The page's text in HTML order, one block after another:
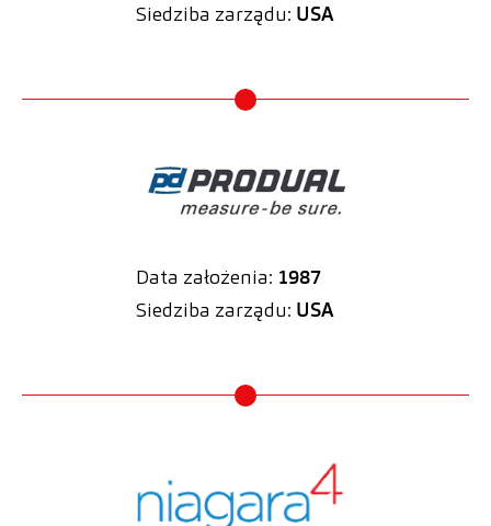
Siedziba zarządu: USA
Data założenia: 1987
Siedziba zarządu: USA